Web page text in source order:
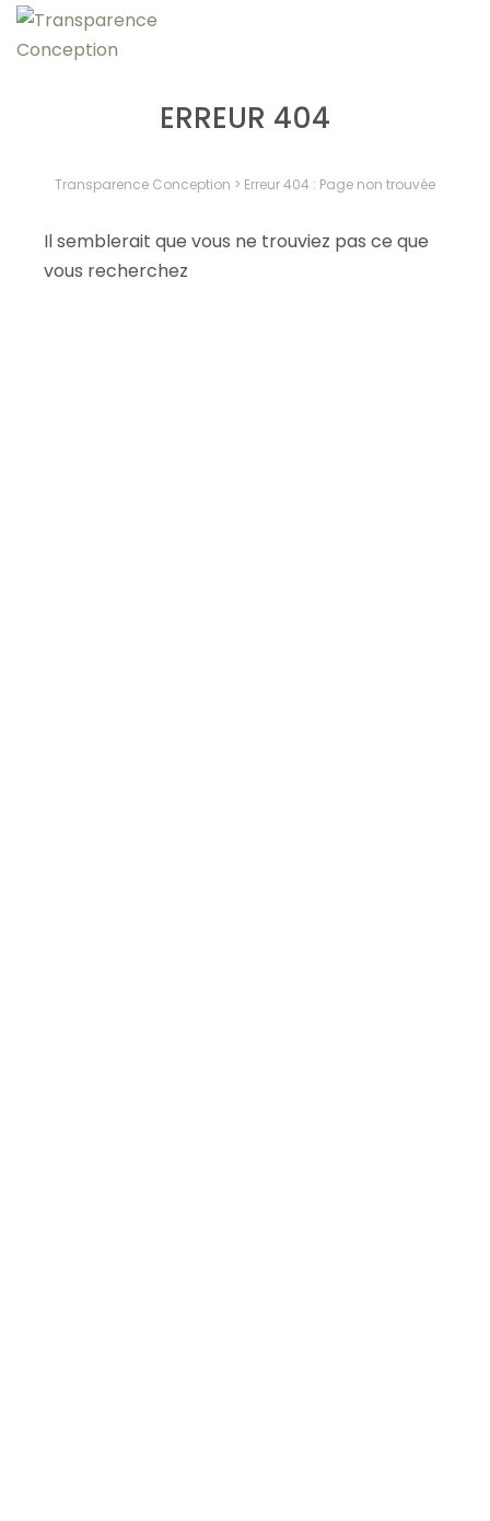
ERREUR 404
Transparence Conception > Erreur 404 : Page non trouvée
Il semblerait que vous ne trouviez pas ce que
vous recherchez